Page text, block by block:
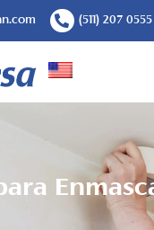
(511) 207 0555